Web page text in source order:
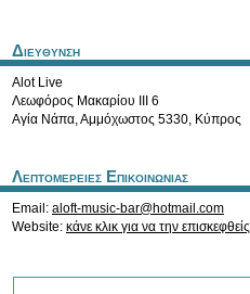
Διευθυνση
Alot Live
Λεωφόρος Μακαρίου ΙΙΙ 6
Αγία Νάπα,Αμμόχωστος 5330, Κύπρος
Λεπτομερειες Επικοινωνιας
Email: aloft-music-bar@hotmail.com
Website: κάνε κλικ για να την επισκεφθείς